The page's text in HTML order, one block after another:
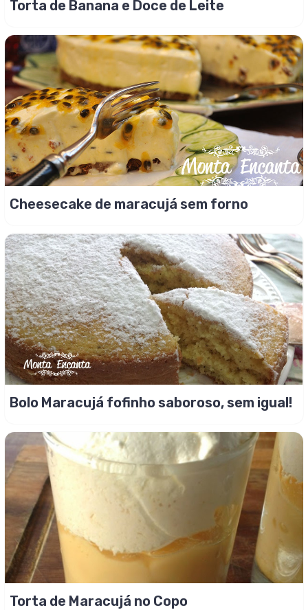
Torta de Banana e Doce de Leite
Cheesecake de maracujá sem forno
Bolo Maracujá fofinho saboroso, sem igual!
Torta de Maracujá no Copo